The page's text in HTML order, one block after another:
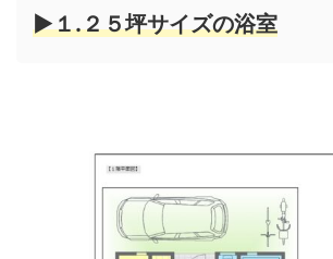
▶１.２５坪サイズの浴室